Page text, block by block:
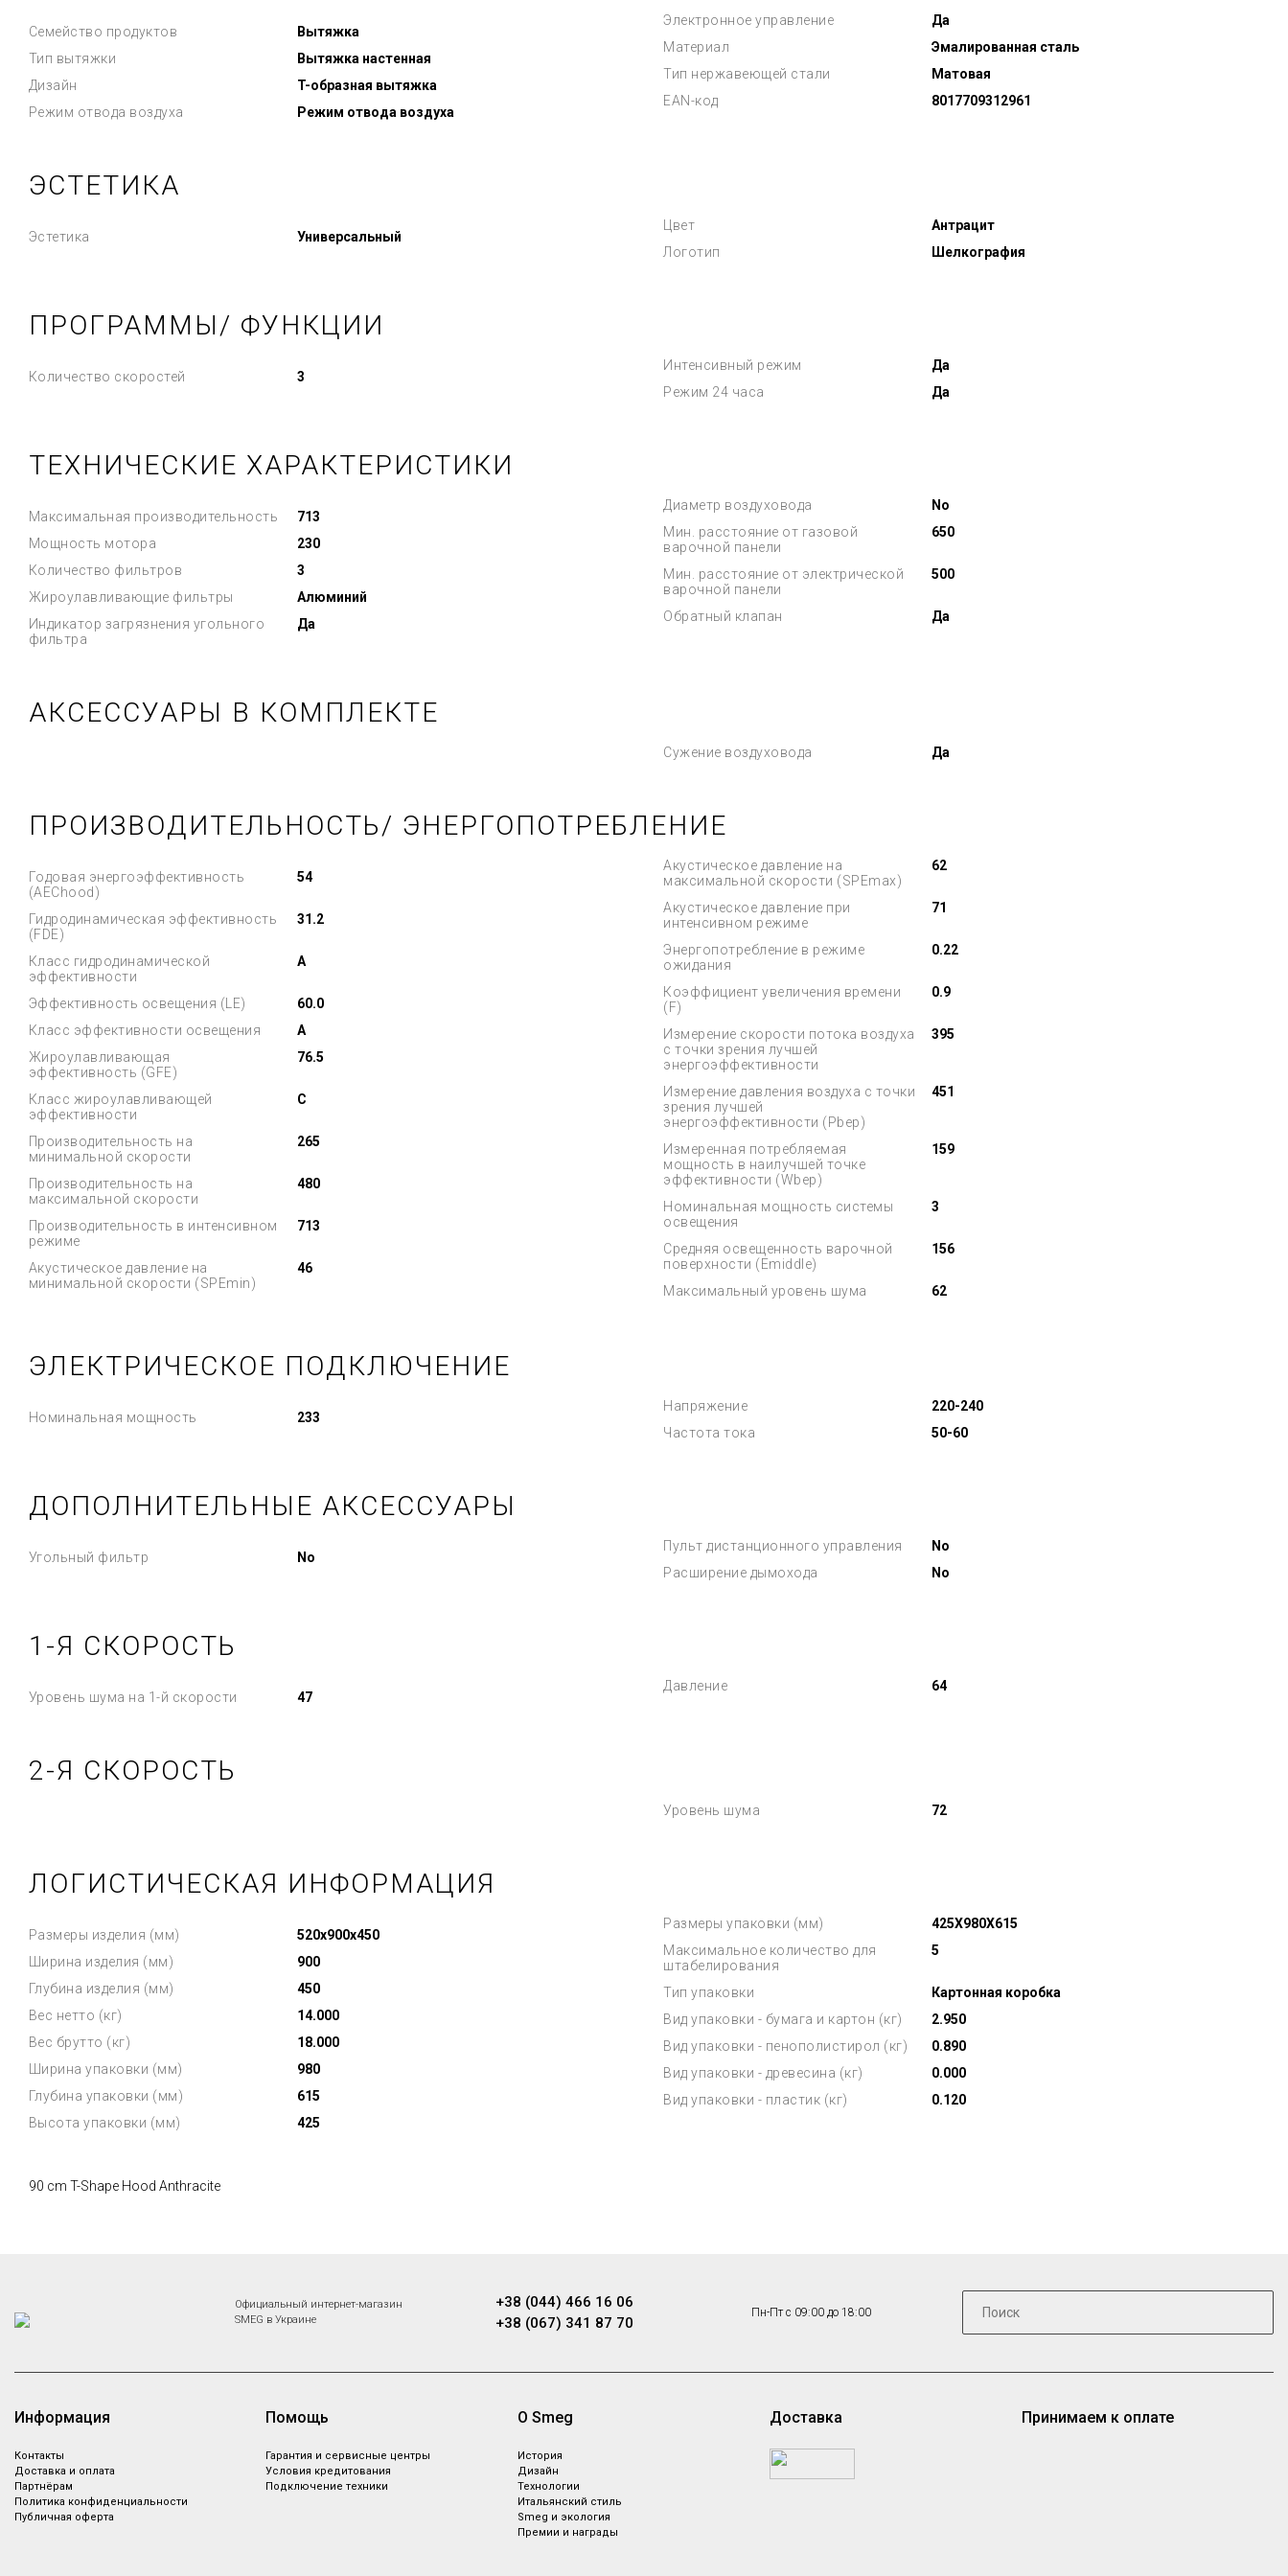
Семейство продуктов
Вытяжка
Тип вытяжки
Вытяжка настенная
Дизайн
T-образная вытяжка
Режим отвода воздуха
Режим отвода воздуха
Электронное управление
Да
Материал
Эмалированная сталь
Тип нержавеющей стали
Матовая
EAN-код
8017709312961
ЭСТЕТИКА
Эстетика Универсальный
Цвет
Антрацит
Логотип
Шелкография
ПРОГРАММЫ/ ФУНКЦИИ
Количество скоростей 3
Интенсивный режим
Да
Режим 24 часа
Да
ТЕХНИЧЕСКИЕ ХАРАКТЕРИСТИКИ
Максимальная производительность
713
Мощность мотора
230
Количество фильтров
3
Жироулавливающие фильтры
Алюминий
Индикатор загрязнения угольного
фильтра
Да
Диаметр воздуховода
No
Мин. расстояние от газовой
варочной панели
650
Мин. расстояние от электрической
варочной панели
500
Обратный клапан Да
АКСЕССУАРЫ В КОМПЛЕКТЕ
Сужение воздуховода Да
ПРОИЗВОДИТЕЛЬНОСТЬ/ ЭНЕРГОПОТРЕБЛЕНИЕ
Годовая энергоэффективность
(AEChood)
54
Гидродинамическая эффективность
(FDE)
31.2
Класс гидродинамической
эффективности
A
Эффективность освещения (LE)
60.0
Класс эффективности освещения
A
Жироулавливающая
эффективность (GFE)
76.5
Класс жироулавливающей
эффективности
C
Производительность на
минимальной скорости
265
Производительность на
максимальной скорости
480
Производительность в интенсивном
режиме
713
Акустическое давление на
минимальной скорости (SPEmin)
46
Акустическое давление на
максимальной скорости (SPEmax)
62
Акустическое давление при
интенсивном режиме
71
Энергопотребление в режиме
ожидания
0.22
Коэффициент увеличения времени
(F)
0.9
Измерение скорости потока воздуха
с точки зрения лучшей
энергоэффективности
395
Измерение давления воздуха с точки
зрения лучшей
энергоэффективности (Pbep)
451
Измеренная потребляемая
мощность в наилучшей точке
эффективности (Wbep)
159
Номинальная мощность системы
освещения
3
Средняя освещенность варочной
поверхности (Emiddle)
156
Максимальный уровень шума 62
ЭЛЕКТРИЧЕСКОЕ ПОДКЛЮЧЕНИЕ
Номинальная мощность 233
Напряжение
220-240
Частота тока
50-60
ДОПОЛНИТЕЛЬНЫЕ АКСЕССУАРЫ
Угольный фильтр No
Пульт дистанционного управления
No
Расширение дымохода
No
1-Я СКОРОСТЬ
Уровень шума на 1-й скорости 47
Давление 64
2-Я СКОРОСТЬ
Уровень шума 72
ЛОГИСТИЧЕСКАЯ ИНФОРМАЦИЯ
Размеры изделия (мм)
520x900x450
Ширина изделия (мм)
900
Глубина изделия (мм)
450
Вес нетто (кг)
14.000
Вес брутто (кг)
18.000
Ширина упаковки (мм)
980
Глубина упаковки (мм)
615
Высота упаковки (мм)
425
Размеры упаковки (мм)
425X980X615
Максимальное количество для
штабелирования
5
Тип упаковки
Картонная коробка
Вид упаковки - бумага и картон (кг)
2.950
Вид упаковки - пенополистирол (кг)
0.890
Вид упаковки - древесина (кг)
0.000
Вид упаковки - пластик (кг)
0.120
90 cm T-Shape Hood Anthracite
Официальный интернет-магазин
SMEG в Украине
+38 (044) 466 16 06
+38 (067) 341 87 70
Пн-Пт с 09:00 до 18:00
Информация
Контакты
Доставка и оплата
Партнёрам
Политика конфиденциальности
Публичная оферта
Помощь
Гарантия и сервисные центры
Условия кредитования
Подключение техники
О Smeg
История
Дизайн
Технологии
Итальянский стиль
Smeg и экология
Премии и награды
Доставка Принимаем к оплате